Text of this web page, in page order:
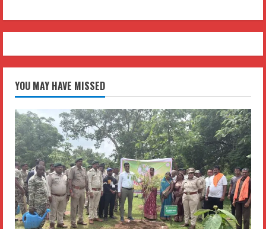
YOU MAY HAVE MISSED